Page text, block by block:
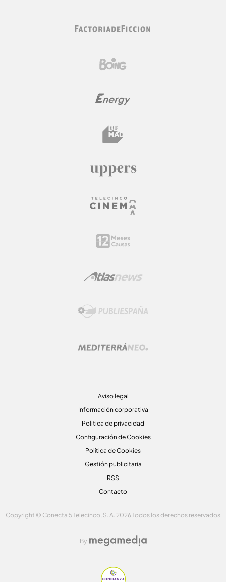
Aviso legal
Información corporativa
Politica de privacidad
Configuración de Cookies
Política de Cookies
Gestión publicitaria
RSS
Contacto
Copyright © Conecta 5 Telecinco, S. A. 2026 Todos los derechos reservados
By